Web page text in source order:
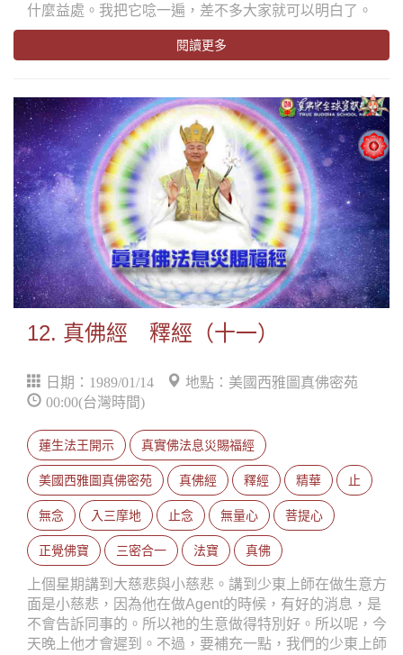
什麼益處。我把它唸一遍，差不多大家就可以明白了。
閱讀更多
12. 真佛經 釋經（十一）
日期：1989/01/14
地點：美國西雅圖真佛密苑
00:00(台灣時間)
蓮生法王開示 真實佛法息災賜福經
美國西雅圖真佛密苑 真佛經 釋經 精華 止
無念 入三摩地 止念 無量心 菩提心
正覺佛寶 三密合一 法寶 真佛
上個星期講到大慈悲與小慈悲。講到少東上師在做生意方
面是小慈悲，因為他在做Agent的時候，有好的消息，是
不會告訴同事的。所以祂的生意做得特別好。所以呢，今
天晚上他才會遲到。不過，要補充一點，我們的少東上師